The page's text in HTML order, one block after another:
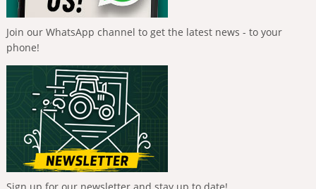
Join our WhatsApp channel to get the latest news - to your
phone!